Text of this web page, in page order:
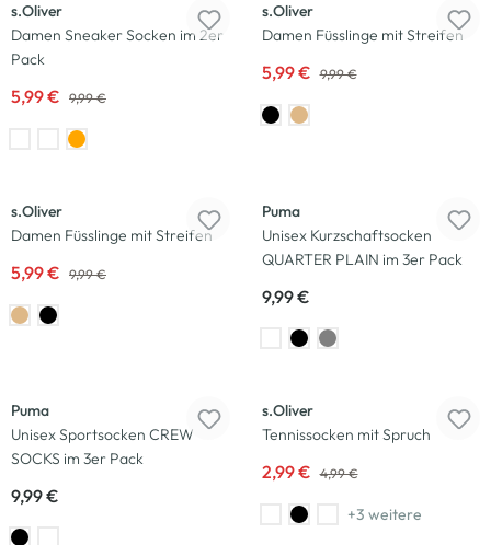
s.Oliver
Damen Sneaker Socken im 2er
Pack
5,99 € 9,99 €
s.Oliver
Damen Füsslinge mit Streifen
5,99 € 9,99 €
s.Oliver
Damen Füsslinge mit Streifen
5,99 € 9,99 €
Puma
Unisex Kurzschaftsocken
QUARTER PLAIN im 3er Pack
9,99 €
Puma
Unisex Sportsocken CREW
SOCKS im 3er Pack
9,99 €
s.Oliver
Tennissocken mit Spruch
2,99 € 4,99 €
+3 weitere